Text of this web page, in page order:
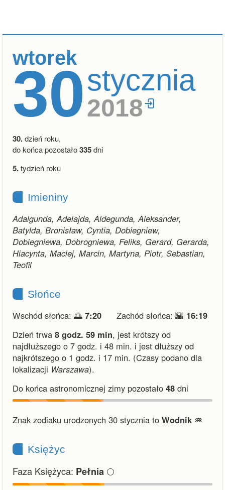
wtorek
30stycznia
2018
30.dzień roku,
do końca pozostało335dni
5.tydzień roku
Imieniny
Adalgunda, Adelajda, Aldegunda, Aleksander,
Batylda, Bronisław, Cyntia, Dobiegniew,
Dobiegniewa, Dobrogniewa, Feliks, Gerard, Gerarda,
Hiacynta, Maciej, Marcin, Martyna, Piotr, Sebastian,
Teofil
Słońce
Wschód słońca: 🌅 7:20 Zachód słońca: 🌇 16:19
Dzień trwa 8 godz. 59 min, jest krótszy od
najdłuższego o 7 godz. i 48 min. i jest dłuższy od
najkrótszego o 1 godz. i 17 min. (Czasy podano dla
lokalizacji Warszawa).
Do końca astronomicznej zimy pozostało 48 dni
Znak zodiaku urodzonych 30 stycznia to Wodnik ♒︎
Księżyc
Faza Księżyca: Pełnia 🌕